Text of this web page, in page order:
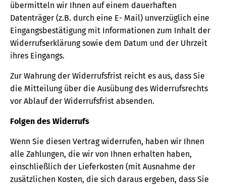
übermitteln wir Ihnen auf einem dauerhaften
Datenträger (z.B. durch eine E- Mail) unverzüglich eine
Eingangsbestätigung mit Informationen zum Inhalt der
Widerrufserklärung sowie dem Datum und der Uhrzeit
ihres Eingangs.
Zur Wahrung der Widerrufsfrist reicht es aus, dass Sie
die Mitteilung über die Ausübung des Widerrufsrechts
vor Ablauf der Widerrufsfrist absenden.
Folgen des Widerrufs
Wenn Sie diesen Vertrag widerrufen, haben wir Ihnen
alle Zahlungen, die wir von Ihnen erhalten haben,
einschließlich der Lieferkosten (mit Ausnahme der
zusätzlichen Kosten, die sich daraus ergeben, dass Sie